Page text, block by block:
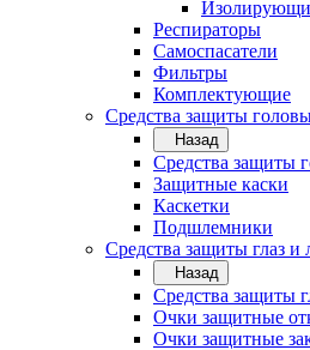
Респираторы
Самоспасатели
Фильтры
Комплектующие
Средства защиты
Назад
Средства защиты
Защитные каски
Каскетки
Подшлемники
Средства защиты глаз и
Назад
Средства защиты
Очки защитные
Очки защитные